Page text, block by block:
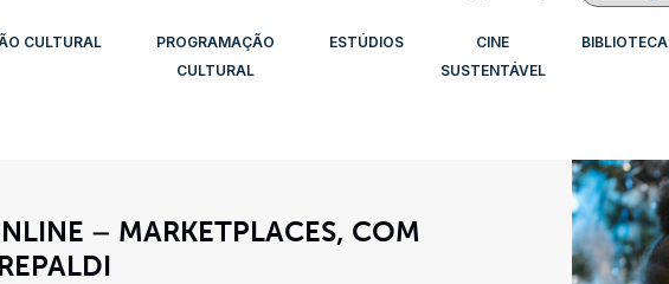
CULTURAL
PROGRAMAÇÃO
CULTURAL
ESTÚDIOS
CINE
SUSTENTÁVEL
BIBLIOTECA
– MARKETPLACES, COM